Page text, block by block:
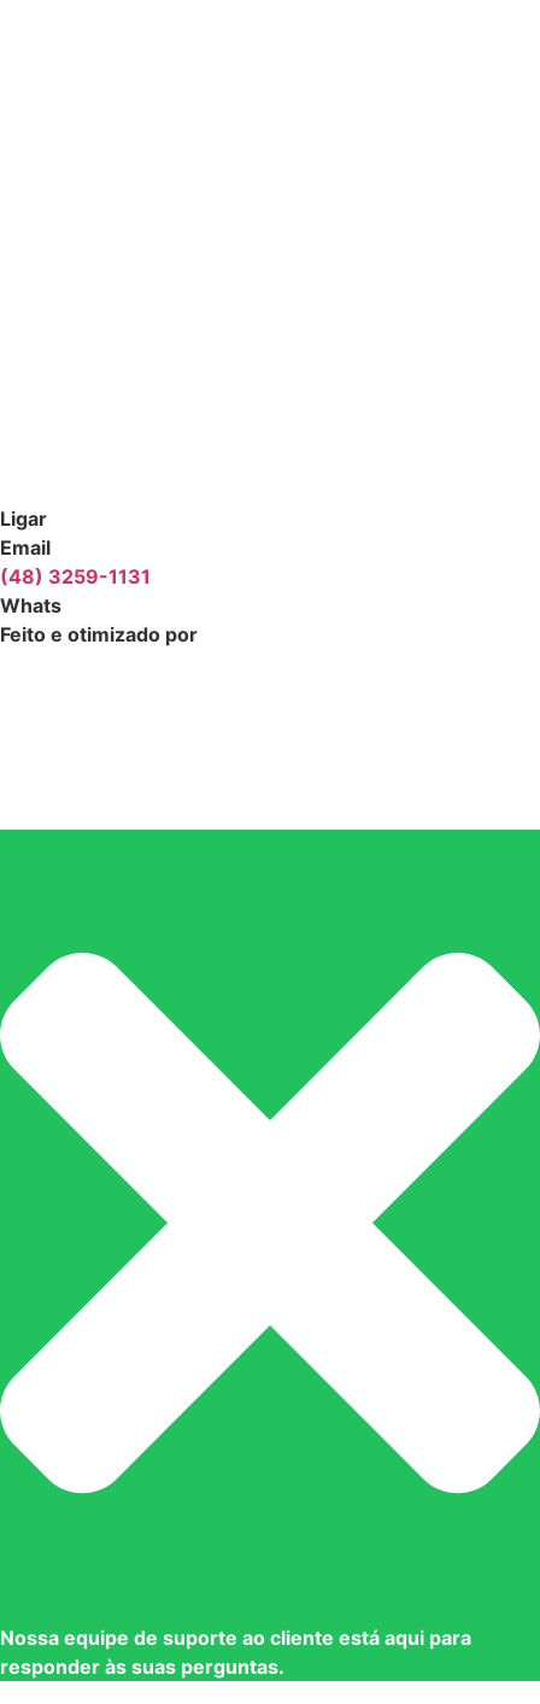
Ligar
Email
(48) 3259-1131
Whats
Feito e otimizado por
Nossa equipe de suporte ao cliente está aqui para
responder às suas perguntas.